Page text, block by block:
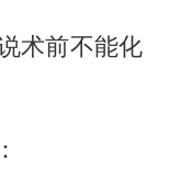
术前不能化